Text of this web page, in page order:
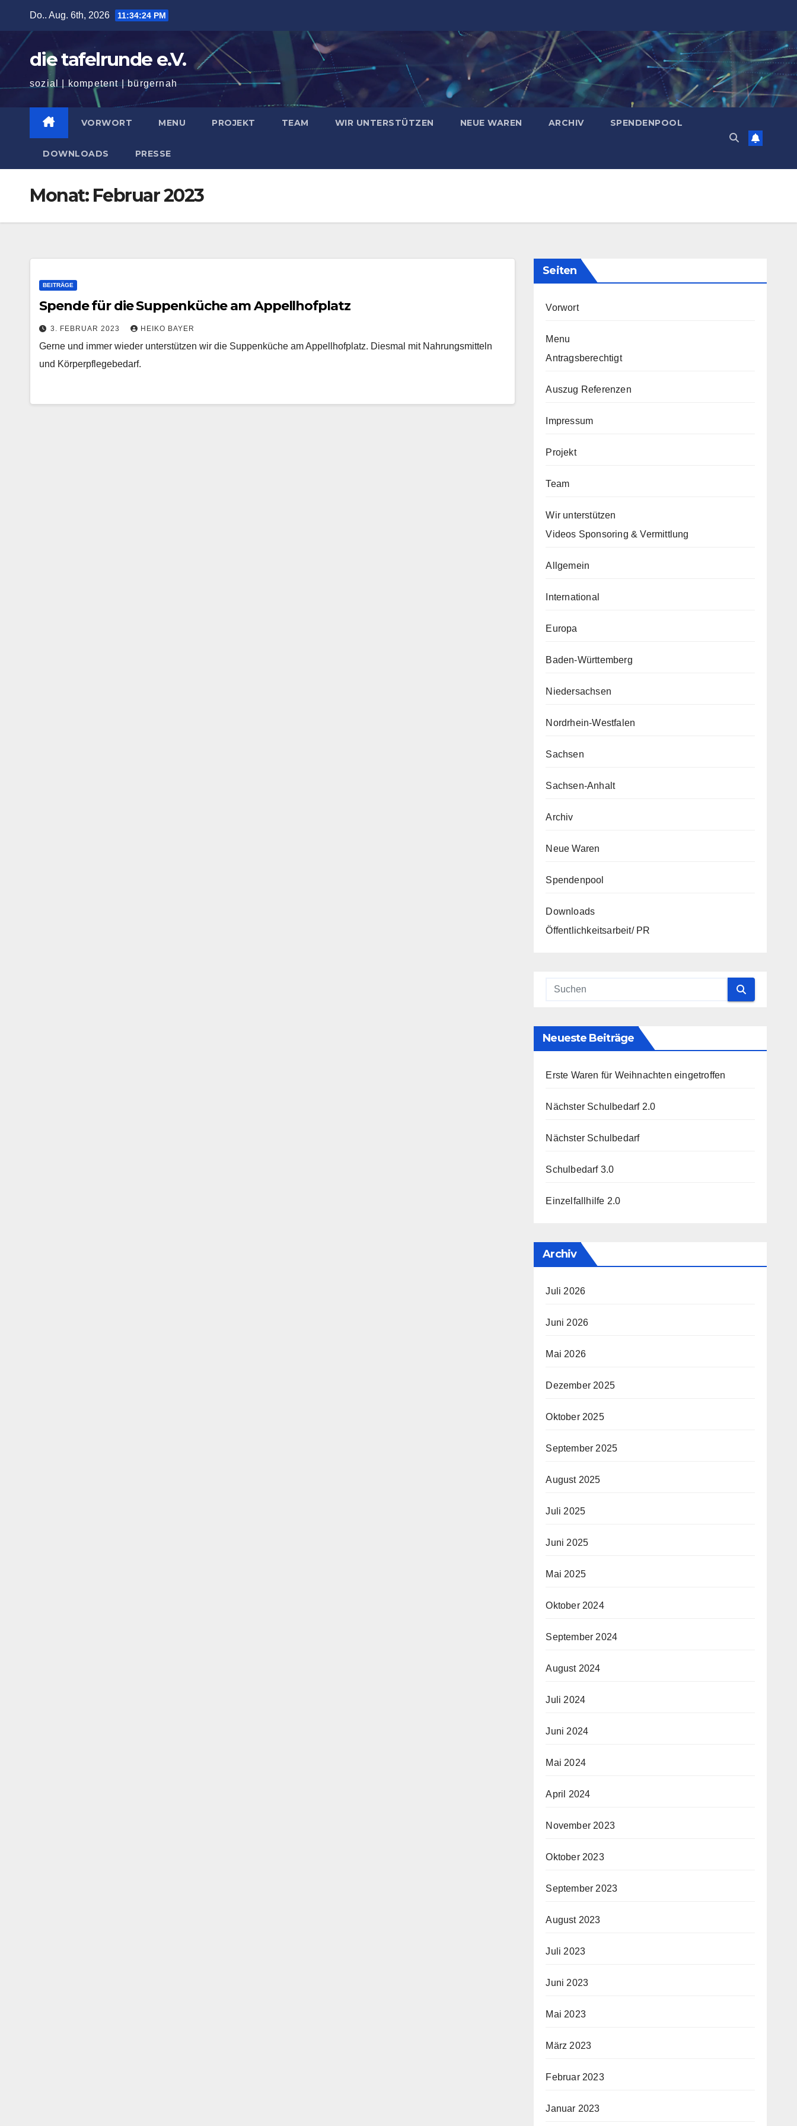
springen
Do.. Aug. 6th, 2026 11:34:25 PM
die tafelrunde e.V.
sozial | kompetent | bürgernah
VORWORT MENU PROJEKT TEAM WIR UNTERSTÜTZEN NEUE WAREN ARCHIV SPENDENPOOL
DOWNLOADS PRESSE
Monat: Februar 2023
BEITRÄGE
Spende für die Suppenküche am Appellhofplatz
3. FEBRUAR 2023 HEIKO BAYER
Gerne und immer wieder unterstützen wir die Suppenküche am Appellhofplatz. Diesmal mit Nahrungsmitteln
und Körperpflegebedarf.
Seiten
Vorwort
Menu
Antragsberechtigt
Auszug Referenzen
Impressum
Projekt
Team
Wir unterstützen
Videos Sponsoring & Vermittlung
Allgemein
International
Europa
Baden-Württemberg
Niedersachsen
Nordrhein-Westfalen
Sachsen
Sachsen-Anhalt
Archiv
Neue Waren
Spendenpool
Downloads
Öffentlichkeitsarbeit/ PR
Neueste Beiträge
Erste Waren für Weihnachten eingetroffen
Nächster Schulbedarf 2.0
Nächster Schulbedarf
Schulbedarf 3.0
Einzelfallhilfe 2.0
Archiv
Juli 2026
Juni 2026
Mai 2026
Dezember 2025
Oktober 2025
September 2025
August 2025
Juli 2025
Juni 2025
Mai 2025
Oktober 2024
September 2024
August 2024
Juli 2024
Juni 2024
Mai 2024
April 2024
November 2023
Oktober 2023
September 2023
August 2023
Juli 2023
Juni 2023
Mai 2023
März 2023
Februar 2023
Januar 2023